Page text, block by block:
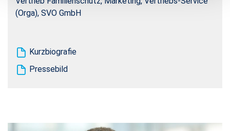
(Orga), SVO GmbH
Kurzbiografie
Pressebild